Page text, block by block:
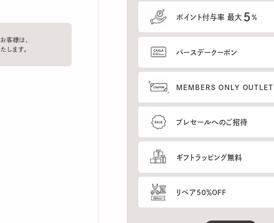
様は、
ポイント付与率 最大 %
バースデークーポン
MEMBERS ONLY OUTLETのご
プレセールへのご招待
ギフトラッピング無料
リペア50％OFF